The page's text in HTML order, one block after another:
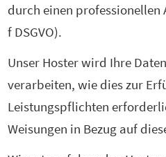
durch einen professionellen
f DSGVO).
Unser Hoster wird Ihre
verarbeiten, wie dies zur
Leistungspflichten
Weisungen in Bezug auf